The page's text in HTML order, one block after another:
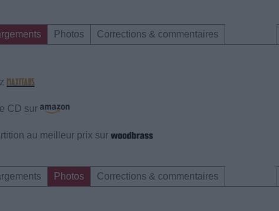
Photos Corrections & commentaires
CD sur
au meilleur prix sur
Photos Corrections & commentaires